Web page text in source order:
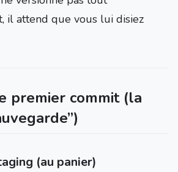
il attend que vous lui disiez
premier commit (la
(au panier)